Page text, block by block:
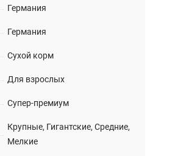
Германия
Германия
Сухой корм
Для взрослых
Супер-премиум
Крупные, Гигантские, Средние,
Мелкие